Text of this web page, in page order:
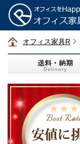
オフィス家具R